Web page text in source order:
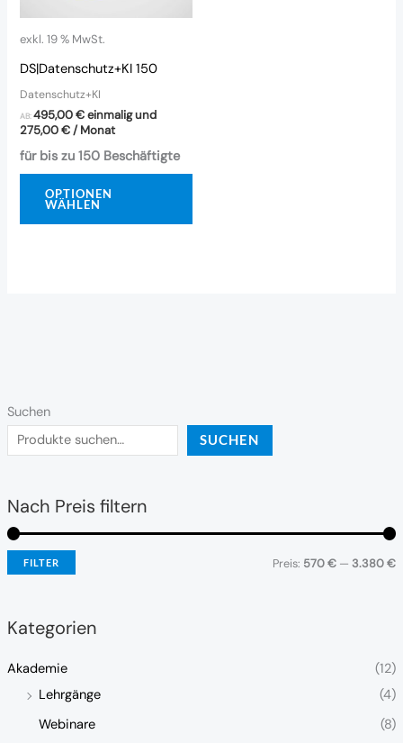
Suchen
SUCHEN
Nach Preis filtern
FILTER Preis: 570 € —3.380 €
Kategorien
Akademie
(12)
Lehrgänge
(4)
Webinare
(8)
exkl. 19 % MwSt.
DS|Datenschutz+KI 150
Datenschutz+KI
AB:495,00€einmalig und
275,00€ / Monat
für bis zu 150 Beschäftigte
OPTIONEN
WÄHLEN